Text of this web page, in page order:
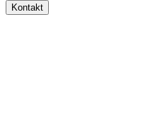
Kontakt